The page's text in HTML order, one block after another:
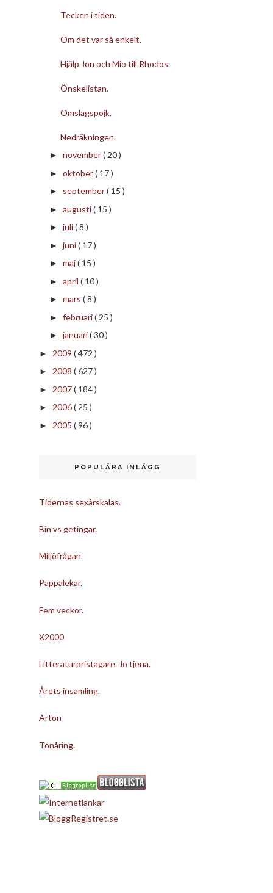
Tecken i tiden.
Om det var så enkelt.
Hjälp Jon och Mio till Rhodos.
Önskelistan.
Omslagspojk.
Nedräkningen.
► november( 20 )
► oktober( 17 )
► september( 15 )
► augusti( 15 )
► juli( 8 )
► juni( 17 )
► maj( 15 )
► april ( 10 )
► mars ( 8 )
► februari( 25 )
► januari( 30 )
► 2009 ( 472 )
► 2008 ( 627 )
► 2007( 184 )
► 2006( 25 )
► 2005 ( 96 )
POPULÄRA INLÄGG
Tidernas sexårskalas.
Bin vs getingar.
Miljöfrågan.
Pappalekar.
Fem veckor.
X2000
Litteraturpristagare. Jo tjena.
Årets insamling.
Arton
Tonåring.